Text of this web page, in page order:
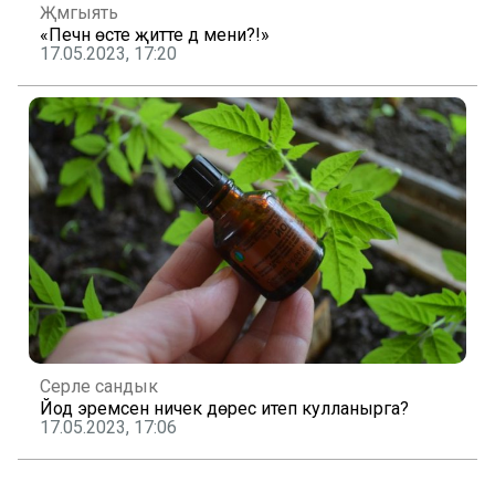
Җәмгыять
«Печән өсте җитте дә мени?!»
17.05.2023, 17:20
Серле сандык
Йод эремәсен ничек дөрес итеп кулланырга?
17.05.2023, 17:06